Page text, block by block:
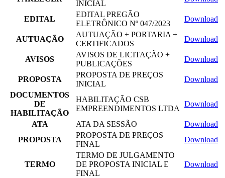
INICIAL
EDITAL
EDITAL PREGÃO
ELETRÔNICO Nº 047/2023
Download
AUTUAÇÃO
AUTUAÇÃO + PORTARIA +
CERTIFICADOS
Download
AVISOS
AVISOS DE LICITAÇÃO +
PUBLICAÇÕES
Download
PROPOSTA
PROPOSTA DE PREÇOS
INICIAL
Download
DOCUMENTOS
DE
HABILITAÇÃO
HABILITAÇÃO CSB
EMPREENDIMENTOS LTDA
Download
ATA ATA DA SESSÃO
Download
PROPOSTA
PROPOSTA DE PREÇOS
FINAL
Download
TERMO
TERMO DE JULGAMENTO
DE PROPOSTA INICIAL E
FINAL
Download